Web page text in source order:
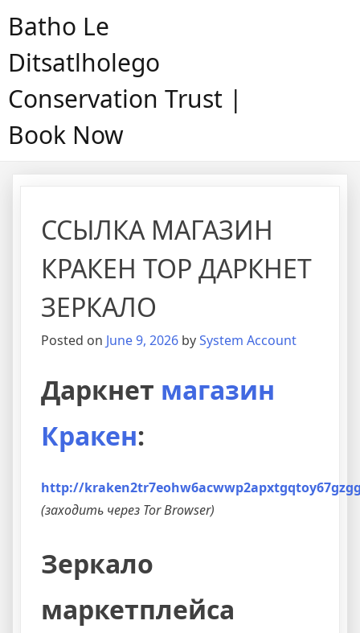
Batho Le
Ditsatlholego
Conservation Trust |
Book Now
ССЫЛКА МАГАЗИН
КРАКЕН ТОР ДАРКНЕТ
ЗЕРКАЛО
Posted on June 9, 2026 bySystem Account
Даркнет магазин
Кракен:
http://
(заходить через Tor Browser)
Зеркало
маркетплейса